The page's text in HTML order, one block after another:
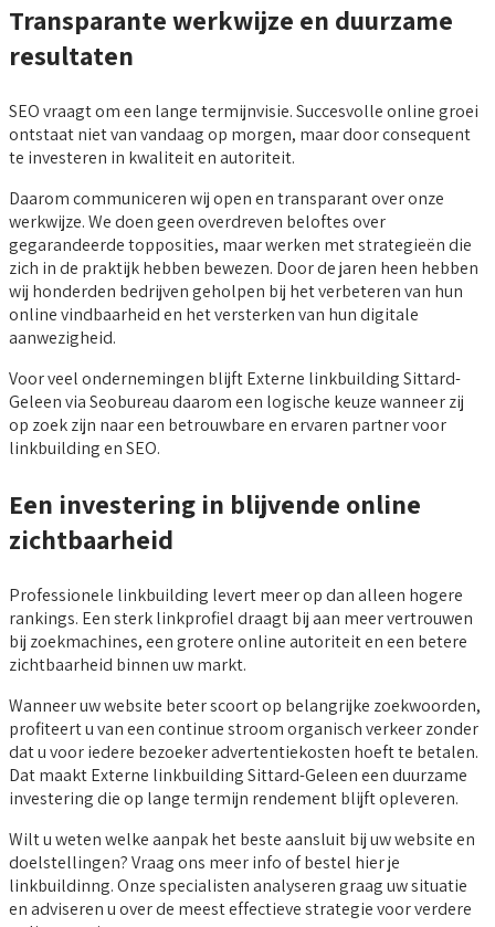
Transparante werkwijze en duurzame
resultaten
SEO vraagt om een lange termijnvisie. Succesvolle online groei
ontstaat niet van vandaag op morgen, maar door consequent
te investeren in kwaliteit en autoriteit.
Daarom communiceren wij open en transparant over onze
werkwijze. We doen geen overdreven beloftes over
gegarandeerde topposities, maar werken met strategieën die
zich in de praktijk hebben bewezen. Door de jaren heen hebben
wij honderden bedrijven geholpen bij het verbeteren van hun
online vindbaarheid en het versterken van hun digitale
aanwezigheid.
Voor veel ondernemingen blijft Externe linkbuilding Sittard-
Geleen via Seobureau daarom een logische keuze wanneer zij
op zoek zijn naar een betrouwbare en ervaren partner voor
linkbuilding en SEO.
Een investering in blijvende online
zichtbaarheid
Professionele linkbuilding levert meer op dan alleen hogere
rankings. Een sterk linkprofiel draagt bij aan meer vertrouwen
bij zoekmachines, een grotere online autoriteit en een betere
zichtbaarheid binnen uw markt.
Wanneer uw website beter scoort op belangrijke zoekwoorden,
profiteert u van een continue stroom organisch verkeer zonder
dat u voor iedere bezoeker advertentiekosten hoeft te betalen.
Dat maakt Externe linkbuilding Sittard-Geleen een duurzame
investering die op lange termijn rendement blijft opleveren.
Wilt u weten welke aanpak het beste aansluit bij uw website en
doelstellingen? Vraag ons meer info of bestel hier je
linkbuildinng. Onze specialisten analyseren graag uw situatie
en adviseren u over de meest effectieve strategie voor verdere